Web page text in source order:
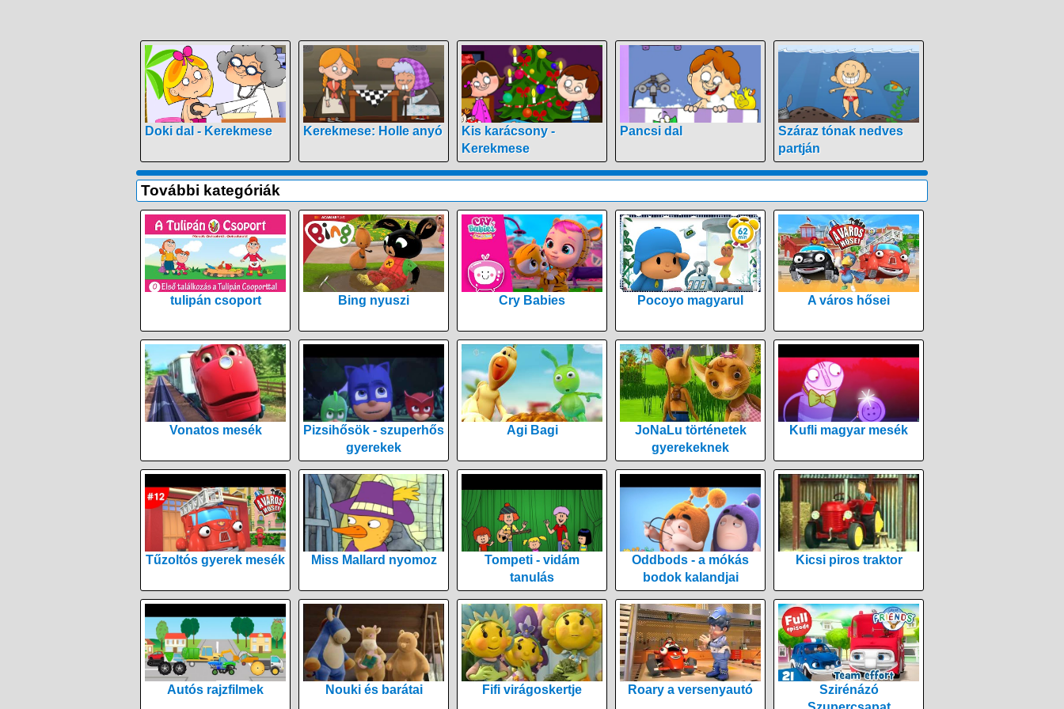
Doki dal - Kerekmese Kerekmese: Holle anyó
Kis karácsony -
Kerekmese
Pancsi dal
Száraz tónak nedves
partján
További kategóriák
tulipán csoport Bing nyuszi Cry Babies Pocoyo magyarul A város hősei
Vonatos mesék
Pizsihősök - szuperhős
gyerekek
Agi Bagi
JoNaLu történetek
gyerekeknek
Kufli magyar mesék
Tűzoltós gyerek mesék Miss Mallard nyomoz
Tompeti - vidám
tanulás
Oddbods - a mókás
bodok kalandjai
Kicsi piros traktor
Autós rajzfilmek Nouki és barátai Fifi virágoskertje Roary a versenyautó
Szirénázó